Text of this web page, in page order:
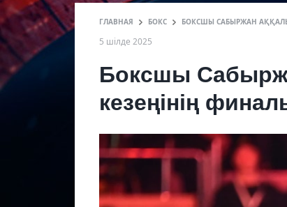
ГЛАВНАЯ БОКС БОКСШЫ САБЫРЖАН
5 шілде 2025
Боксшы
кезеңінің